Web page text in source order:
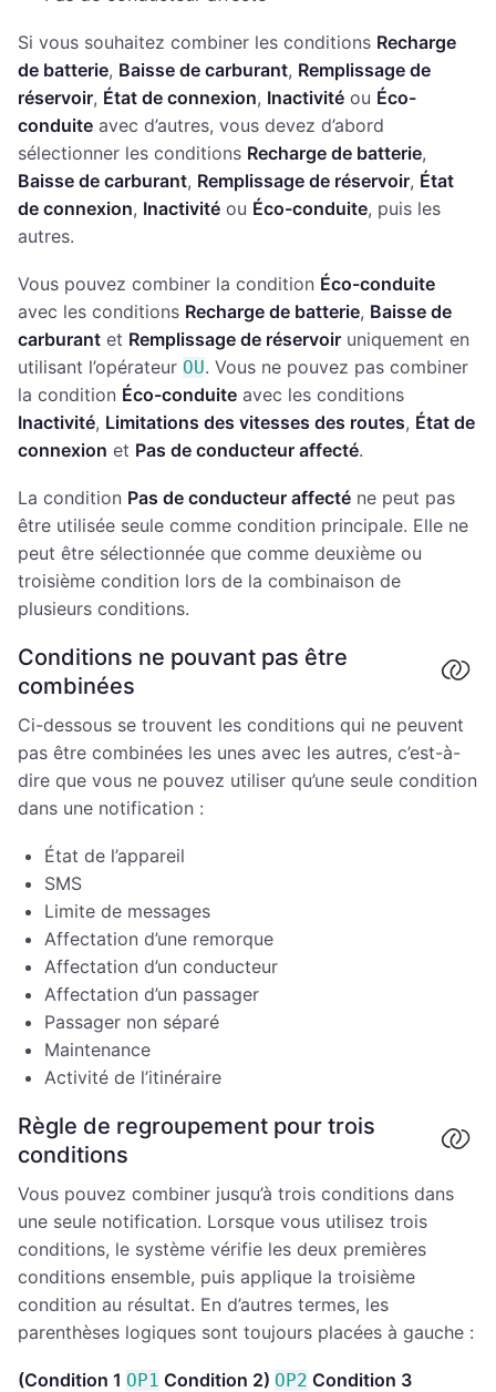
Si vous souhaitez combiner les conditions Recharge
de batterie, Baisse de carburant, Remplissage de
réservoir, État de connexion, Inactivité ou Éco-
conduite avec d’autres, vous devez d’abord
sélectionner les conditions Recharge de batterie,
Baisse de carburant, Remplissage de réservoir, État
de connexion, Inactivité ou Éco-conduite, puis les
autres.
Vous pouvez combiner la condition Éco-conduite
avec les conditions Recharge de batterie, Baisse de
carburant et Remplissage de réservoir uniquement en
utilisant l’opérateur OU. Vous ne pouvez pas combiner
la condition Éco-conduite avec les conditions
Inactivité, Limitations des vitesses des routes, État de
connexion et Pas de conducteur affecté.
La condition Pas de conducteur affecté ne peut pas
être utilisée seule comme condition principale. Elle ne
peut être sélectionnée que comme deuxième ou
troisième condition lors de la combinaison de
plusieurs conditions.
Conditions ne pouvant pas être
combinées
Ci-dessous se trouvent les conditions qui ne peuvent
pas être combinées les unes avec les autres, c’est-à-
dire que vous ne pouvez utiliser qu’une seule condition
dans une notification :
État de l’appareil
SMS
Limite de messages
Affectation d’une remorque
Affectation d’un conducteur
Affectation d’un passager
Passager non séparé
Maintenance
Activité de l’itinéraire
Règle de regroupement pour trois
conditions
Vous pouvez combiner jusqu’à trois conditions dans
une seule notification. Lorsque vous utilisez trois
conditions, le système vérifie les deux premières
conditions ensemble, puis applique la troisième
condition au résultat. En d’autres termes, les
parenthèses logiques sont toujours placées à gauche :
(Condition 1 OP1 Condition 2) OP2 Condition 3